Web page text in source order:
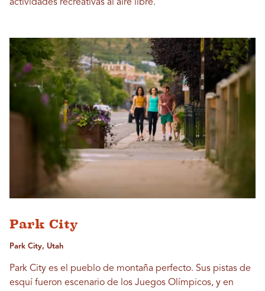
actividades recreativas al aire libre.
Park City
Park City, Utah
Park City es el pueblo de montaña perfecto. Sus pistas de
esquí fueron escenario de los Juegos Olímpicos, y en